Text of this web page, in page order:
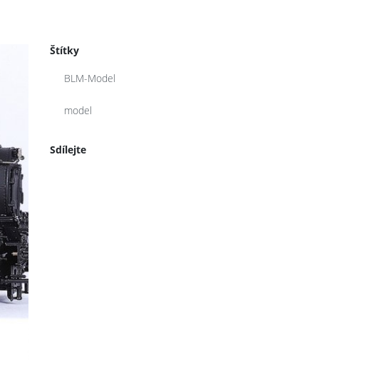
Štítky
BLM-Model
model
Sdílejte